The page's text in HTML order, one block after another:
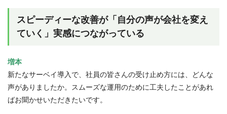
スピーディーな改善が「自分の声が会社を変え
ていく」実感につながっている
増本
新たなサーベイ導入で、社員の皆さんの受け止め方には、どんな
声がありましたか。スムーズな運用のために工夫したことがあれ
ばお聞かせいただきたいです。